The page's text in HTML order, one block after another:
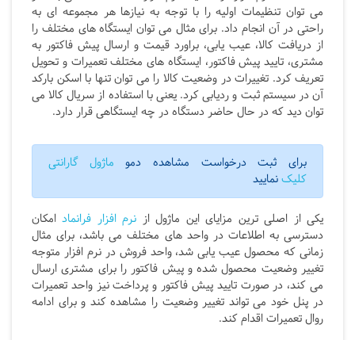
می توان تنظیمات اولیه را با توجه به نیازها هر مجموعه ای به
راحتی در آن انجام داد. برای مثال می توان ایستگاه های مختلف را
از دریافت کالا، عیب یابی، براورد قیمت و ارسال پیش فاکتور به
مشتری، تایید پیش فاکتور، ایستگاه های مختلف تعمیرات و تحویل
تعریف کرد. تغییرات در وضعیت کالا را می توان تنها با اسکن بارکد
آن در سیستم ثبت و ردیابی کرد. یعنی با استفاده از سریال کالا می
توان دید که در حال حاضر دستگاه در چه ایستگاهی قرار دارد.
برای ثبت درخواست مشاهده دمو ماژول گارانتی
کلیکنمایید
یکی از اصلی ترین مزایای این ماژول از نرم افزار فرانمادامکان
دسترسی به اطلاعات در واحد های مختلف می باشد، برای مثال
زمانی که محصول عیب یابی شد، واحد فروش در نرم افزار متوجه
تغییر وضعیت محصول شده و پیش فاکتور را برای مشتری ارسال
می کند، در صورت تایید پیش فاکتور و پرداخت نیز واحد تعمیرات
در پنل خود می تواند تغییر وضعیت را مشاهده کند و برای ادامه
روال تعمیرات اقدام کند.